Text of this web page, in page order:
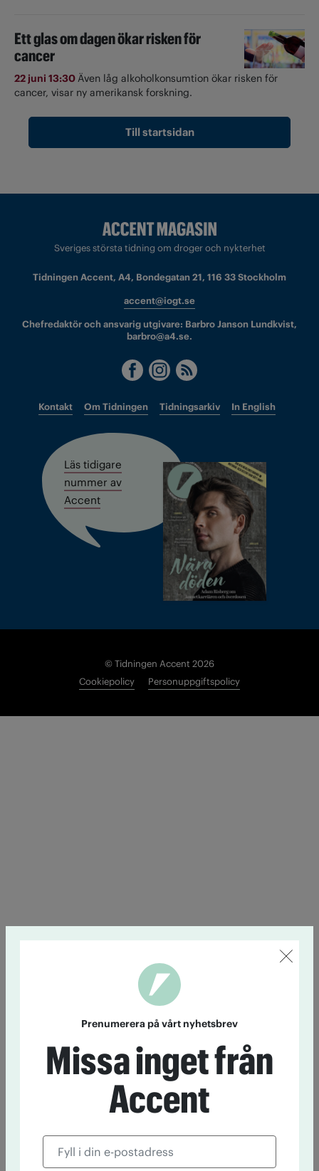
Ett glas om dagen ökar risken för
cancer
22 juni 13:30Även låg alkoholkonsumtion ökar risken för
cancer, visar ny amerikansk forskning.
Till startsidan
Sveriges största tidning om droger och nykterhet
Tidningen Accent, A4, Bondegatan 21, 116 33 Stockholm
accent@iogt.se
Chefredaktör och ansvarig utgivare: Barbro Janson Lundkvist,
barbro@a4.se.
Kontakt Om Tidningen Tidningsarkiv In English
Läs tidigare
nummer av
Accent
© Tidningen Accent 2026
Cookiepolicy
Personuppgiftspolicy
Prenumerera på vårt nyhetsbrev
Missa inget från
Accent